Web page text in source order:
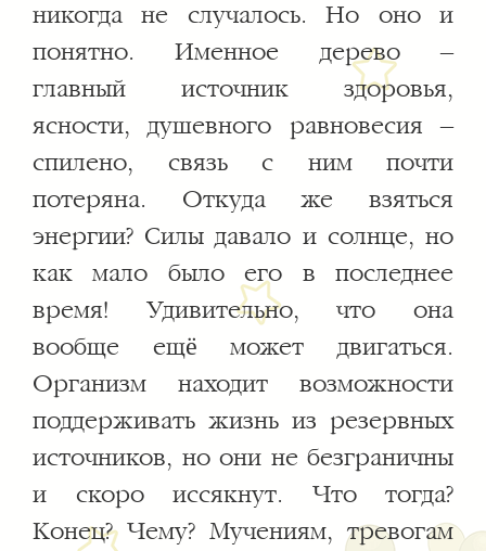
никогда не случалось. Но оно и
понятно. Именное дерево –
главный источник здоровья,
ясности, душевного равновесия –
спилено, связь с ним почти
потеряна. Откуда же взяться
энергии? Силы давало и солнце, но
как мало было его в последнее
время! Удивительно, что она
вообще ещё может двигаться.
Организм находит возможности
поддерживать жизнь из резервных
источников, но они не безграничны
и скоро иссякнут. Что тогда?
Конец? Чему? Мучениям, тревогам